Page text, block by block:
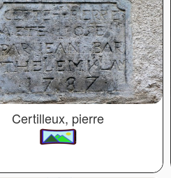
Certilleux, pierre